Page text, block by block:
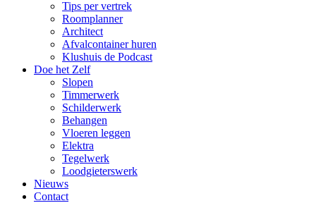
Tips per vertrek
Roomplanner
Architect
Afvalcontainer huren
Klushuis de Podcast
Doe het Zelf
Slopen
Timmerwerk
Schilderwerk
Behangen
Vloeren leggen
Elektra
Tegelwerk
Loodgieterswerk
Nieuws
Contact